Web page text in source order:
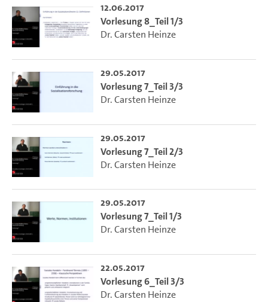
12.06.2017
Vorlesung 8_Teil 1/3
Dr. Carsten Heinze
29.05.2017
Vorlesung 7_Teil 3/3
Dr. Carsten Heinze
29.05.2017
Vorlesung 7_Teil 2/3
Dr. Carsten Heinze
29.05.2017
Vorlesung 7_Teil 1/3
Dr. Carsten Heinze
22.05.2017
Vorlesung 6_Teil 3/3
Dr. Carsten Heinze